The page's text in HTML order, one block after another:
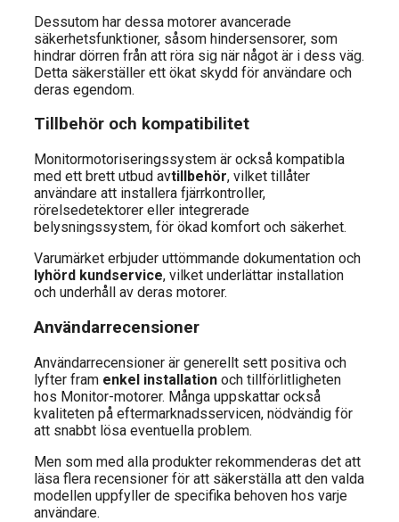
Dessutom har dessa motorer avancerade
säkerhetsfunktioner, såsom hindersensorer, som
hindrar dörren från att röra sig när något är i dess väg.
Detta säkerställer ett ökat skydd för användare och
deras egendom.
Tillbehör och kompatibilitet
Monitormotoriseringssystem är också kompatibla
med ett brett utbud avtillbehör, vilket tillåter
användare att installera fjärrkontroller,
rörelsedetektorer eller integrerade
belysningssystem, för ökad komfort och säkerhet.
Varumärket erbjuder uttömmande dokumentation och
lyhörd kundservice, vilket underlättar installation
och underhåll av deras motorer.
Användarrecensioner
Användarrecensioner är generellt sett positiva och
lyfter fram enkel installation och tillförlitligheten
hos Monitor-motorer. Många uppskattar också
kvaliteten på eftermarknadsservicen, nödvändig för
att snabbt lösa eventuella problem.
Men som med alla produkter rekommenderas det att
läsa flera recensioner för att säkerställa att den valda
modellen uppfyller de specifika behoven hos varje
användare.